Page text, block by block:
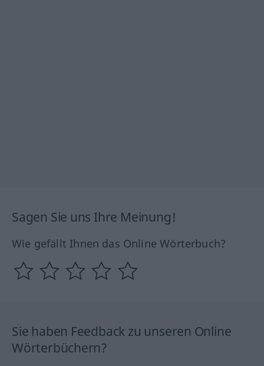
Sagen Sie uns Ihre Meinung!
Wie gefällt Ihnen das Online Wörterbuch?
Sie haben Feedback zu unseren Online
Wörterbüchern?